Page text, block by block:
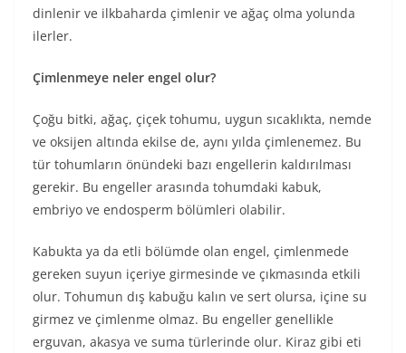
dinlenir ve ilkbaharda çimlenir ve ağaç olma yolunda
ilerler.
Çimlenmeye neler engel olur?
Çoğu bitki, ağaç, çiçek tohumu, uygun sıcaklıkta, nemde
ve oksijen altında ekilse de, aynı yılda çimlenemez. Bu
tür tohumların önündeki bazı engellerin kaldırılması
gerekir. Bu engeller arasında tohumdaki kabuk,
embriyo ve endosperm bölümleri olabilir.
Kabukta ya da etli bölümde olan engel, çimlenmede
gereken suyun içeriye girmesinde ve çıkmasında etkili
olur. Tohumun dış kabuğu kalın ve sert olursa, içine su
girmez ve çimlenme olmaz. Bu engeller genellikle
erguvan, akasya ve suma türlerinde olur. Kiraz gibi eti